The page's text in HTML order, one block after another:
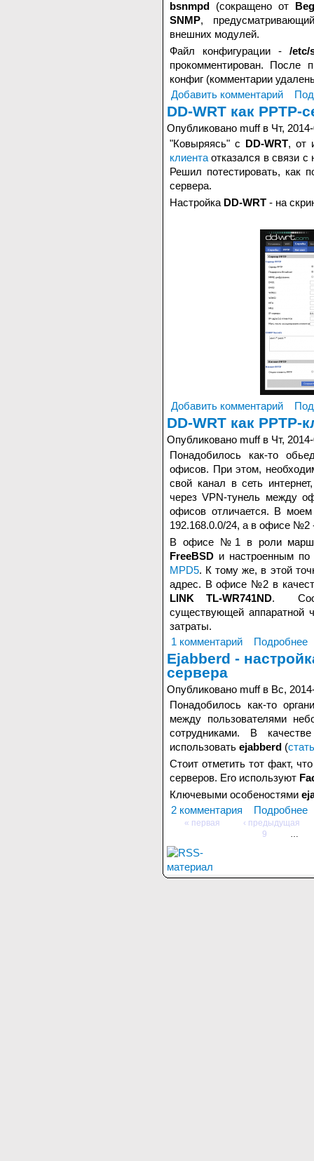
bsnmpd (сокращено от
SNMP,
внешних модулей.
Файл конфигурации - /etc/
прокомментирован. После
конфиг (комментарии
Добавить комментарий
DD-WRT как PPTP-
Опубликовано muff в Чт,
"Ковыряясь" с DD-WRT, от
клиента отказался в связи
Решил потестировать, как
сервера.
Настройка DD-WRT - на
Добавить комментарий
DD-WRT как PPTP-
Опубликовано muff в Чт,
Понадобилось как-то
офисов. При этом,
свой канал в сеть
через VPN-тунель между
офисов отличается. В
192.168.0.0/24, а в офисе №2
В офисе №1 в роли
FreeBSD и настроенным
MPD5. К тому же, в этой
адрес. В офисе №2 в
LINK TL-WR741ND.
существующей аппаратной
затраты.
1 комментарий
Подробнее
Ejabberd -
сервера
Опубликовано muff в Вс,
Понадобилось как-то
между пользователями
сотрудниками. В
использовать ejabberd (
Стоит отметить тот факт,
серверов. Его используют
Ключевыми особеностями
2 комментария
Подробнее
« первая
‹ предыдущая
9
…